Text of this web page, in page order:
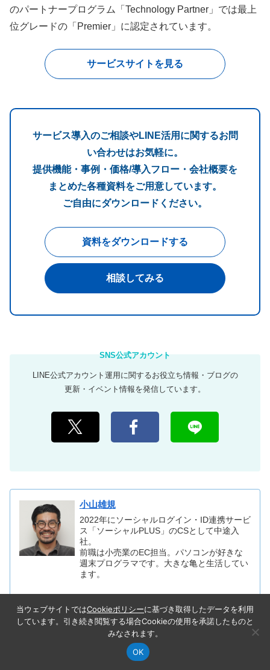
のパートナープログラム「Technology Partner」では最上
位グレードの「Premier」に認定されています。
サービスサイトを見る
サービス導入のご相談やLINE活用に関するお問
い合わせはお気軽に。
提供機能・事例・価格/導入フロー・会社概要を
まとめた各種資料をご用意しています。
ご自由にダウンロードください。
資料をダウンロードする
相談してみる
LINE公式アカウント運用に関するお役立ち情報・ブログの
更新・イベント情報を発信しています。
小山雄規
2022年にソーシャルログイン・ID連携サービ
ス「ソーシャルPLUS」のCSとして中途入
社。
前職は小売業のEC担当。パソコンが好きな
週末プログラマです。大きな亀と生活してい
ます。
LINE公式アカウント
シェア
当ウェブサイトではCookieポリシーに基づき取得したデータを利用
しています。引き続き閲覧する場合Cookieの使用を承諾したものと
みなされます。
OK